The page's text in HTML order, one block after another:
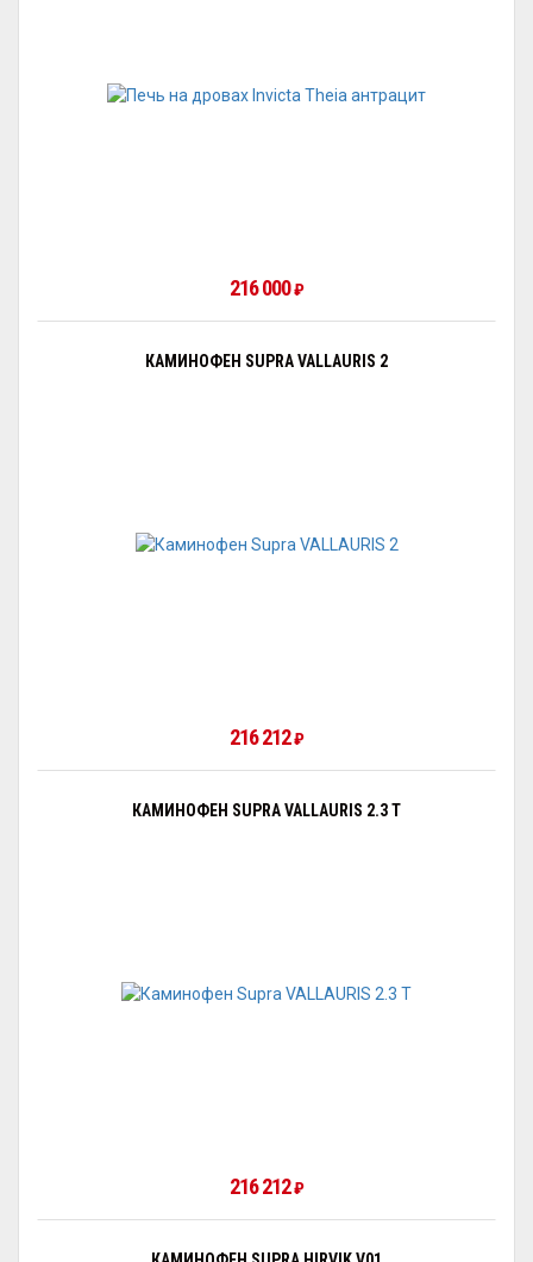
216 000₽
КАМИНОФЕН SUPRA VALLAURIS 2
216 212₽
КАМИНОФЕН SUPRA VALLAURIS 2.3 Т
216 212₽